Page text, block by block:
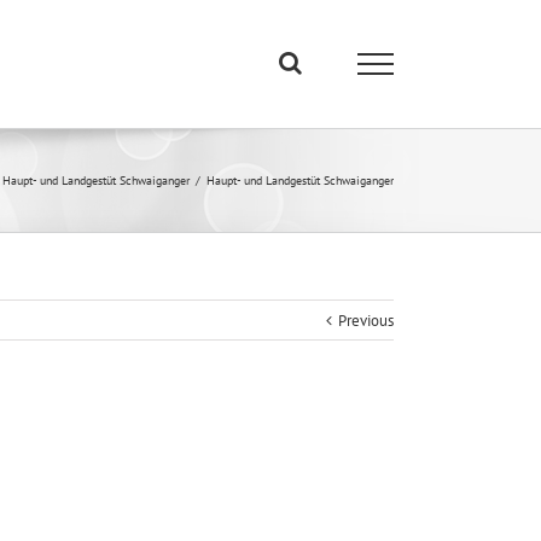
Haupt- und Landgestüt Schwaiganger / Haupt- und Landgestüt Schwaiganger
Previous